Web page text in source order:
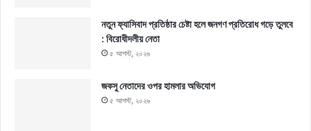
নতুন ফ্যাসিবাদ প্রতিষ্ঠার চেষ্টা হলে জনগণ প্রতিরোধ গড়ে তুলবে
: বিরোধীদলীয় নেতা
৫ আগস্ট, ২০২৬
জকসু নেতাদের ওপর হামলার অভিযোগ
৫ আগস্ট, ২০২৬